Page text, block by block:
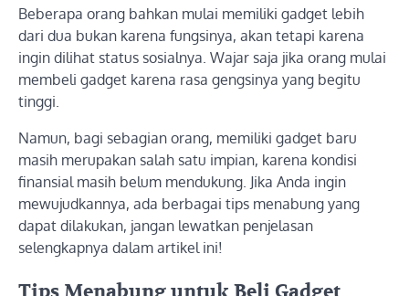
Beberapa orang bahkan mulai memiliki gadget lebih
dari dua bukan karena fungsinya, akan tetapi karena
ingin dilihat status sosialnya. Wajar saja jika orang mulai
membeli gadget karena rasa gengsinya yang begitu
tinggi.
Namun, bagi sebagian orang, memiliki gadget baru
masih merupakan salah satu impian, karena kondisi
finansial masih belum mendukung. Jika Anda ingin
mewujudkannya, ada berbagai tips menabung yang
dapat dilakukan, jangan lewatkan penjelasan
selengkapnya dalam artikel ini!